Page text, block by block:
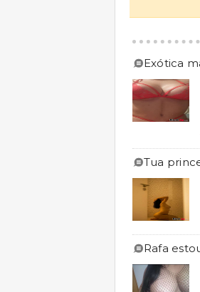
exótica
tua
rafa